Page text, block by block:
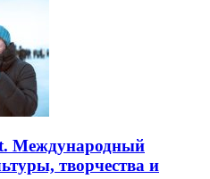
Международный
творчества и